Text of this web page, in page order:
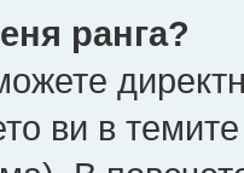
ранга?
ви в